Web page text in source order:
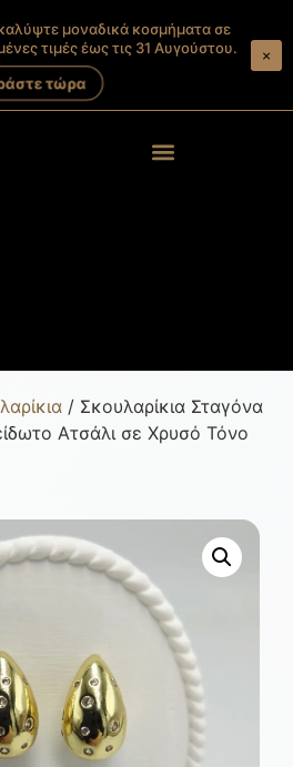
μοναδικά κοσμήματα σε
τιμές έως τις 31 Αυγούστου.
τώρα
×
/ Σκουλαρίκια Σταγόνα
Ατσάλι σε Χρυσό Τόνο